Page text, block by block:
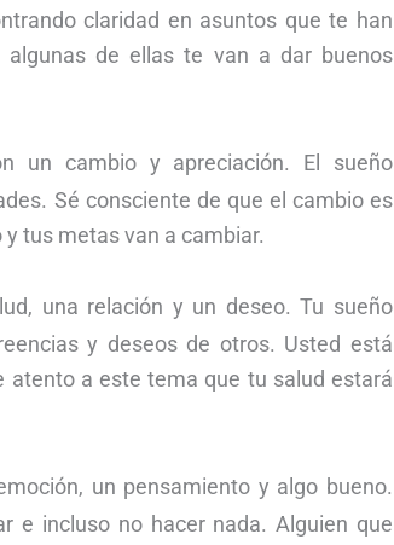
claridad en asuntos que te han
de ellas te van a dar buenos
un cambio y apreciación. El sueño
Sé consciente de que el cambio es
tus metas van a cambiar.
una relación y un deseo. Tu sueño
y deseos de otros. Usted está
atento a este tema que tu salud estará
un pensamiento y algo bueno.
e incluso no hacer nada. Alguien que